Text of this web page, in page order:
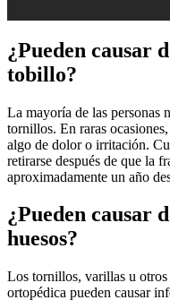
¿Pueden causar
tobillo?
La mayoría de las personas
tornillos. En raras
algo de dolor o irritación.
retirarse después de que la
aproximadamente un año
¿Pueden causar
huesos?
Los tornillos, varillas u
ortopédica pueden causar